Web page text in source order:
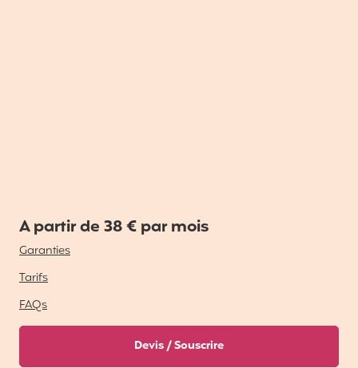
A partir de 38 € par mois
Garanties
Tarifs
FAQs
Devis / Souscrire